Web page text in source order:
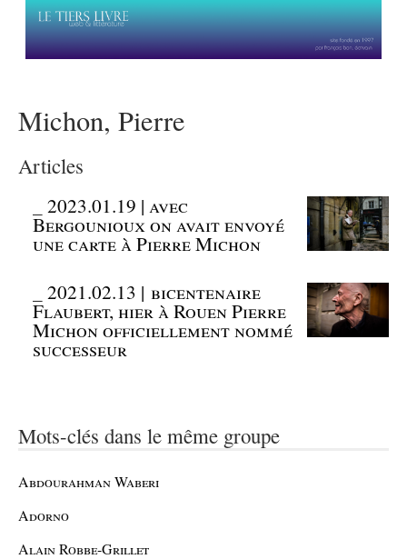
Michon, Pierre
Articles
_2023.01.19 | avec
Bergounioux on avait envoyé
une carte à Pierre Michon
_2021.02.13 | bicentenaire
Flaubert, hier à Rouen Pierre
Michon officiellement nommé
successeur
Mots-clés dans le même groupe
Abdourahman Waberi
Adorno
Alain Robbe-Grillet